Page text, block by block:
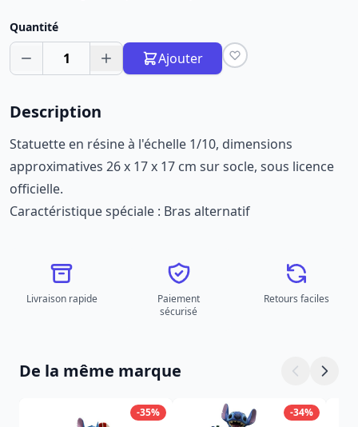
Quantité
1 Ajouter
Description
Statuette en résine à l'échelle 1/10, dimensions
approximatives 26 x 17 x 17 cm sur socle, sous licence
officielle.
Caractéristique spéciale : Bras alternatif
Livraison rapide
Paiement
sécurisé
Retours faciles
De la même marque
-35% -34%